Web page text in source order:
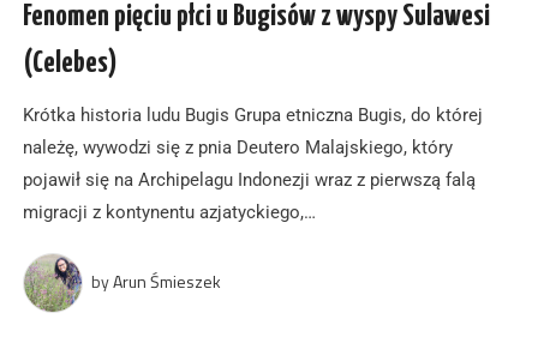
Fenomen pięciu płci u Bugisów z wyspy Sulawesi
(Celebes)
Krótka historia ludu Bugis Grupa etniczna Bugis, do której
należę, wywodzi się z pnia Deutero Malajskiego, który
pojawił się na Archipelagu Indonezji wraz z pierwszą falą
migracji z kontynentu azjatyckiego,…
byArun Śmieszek